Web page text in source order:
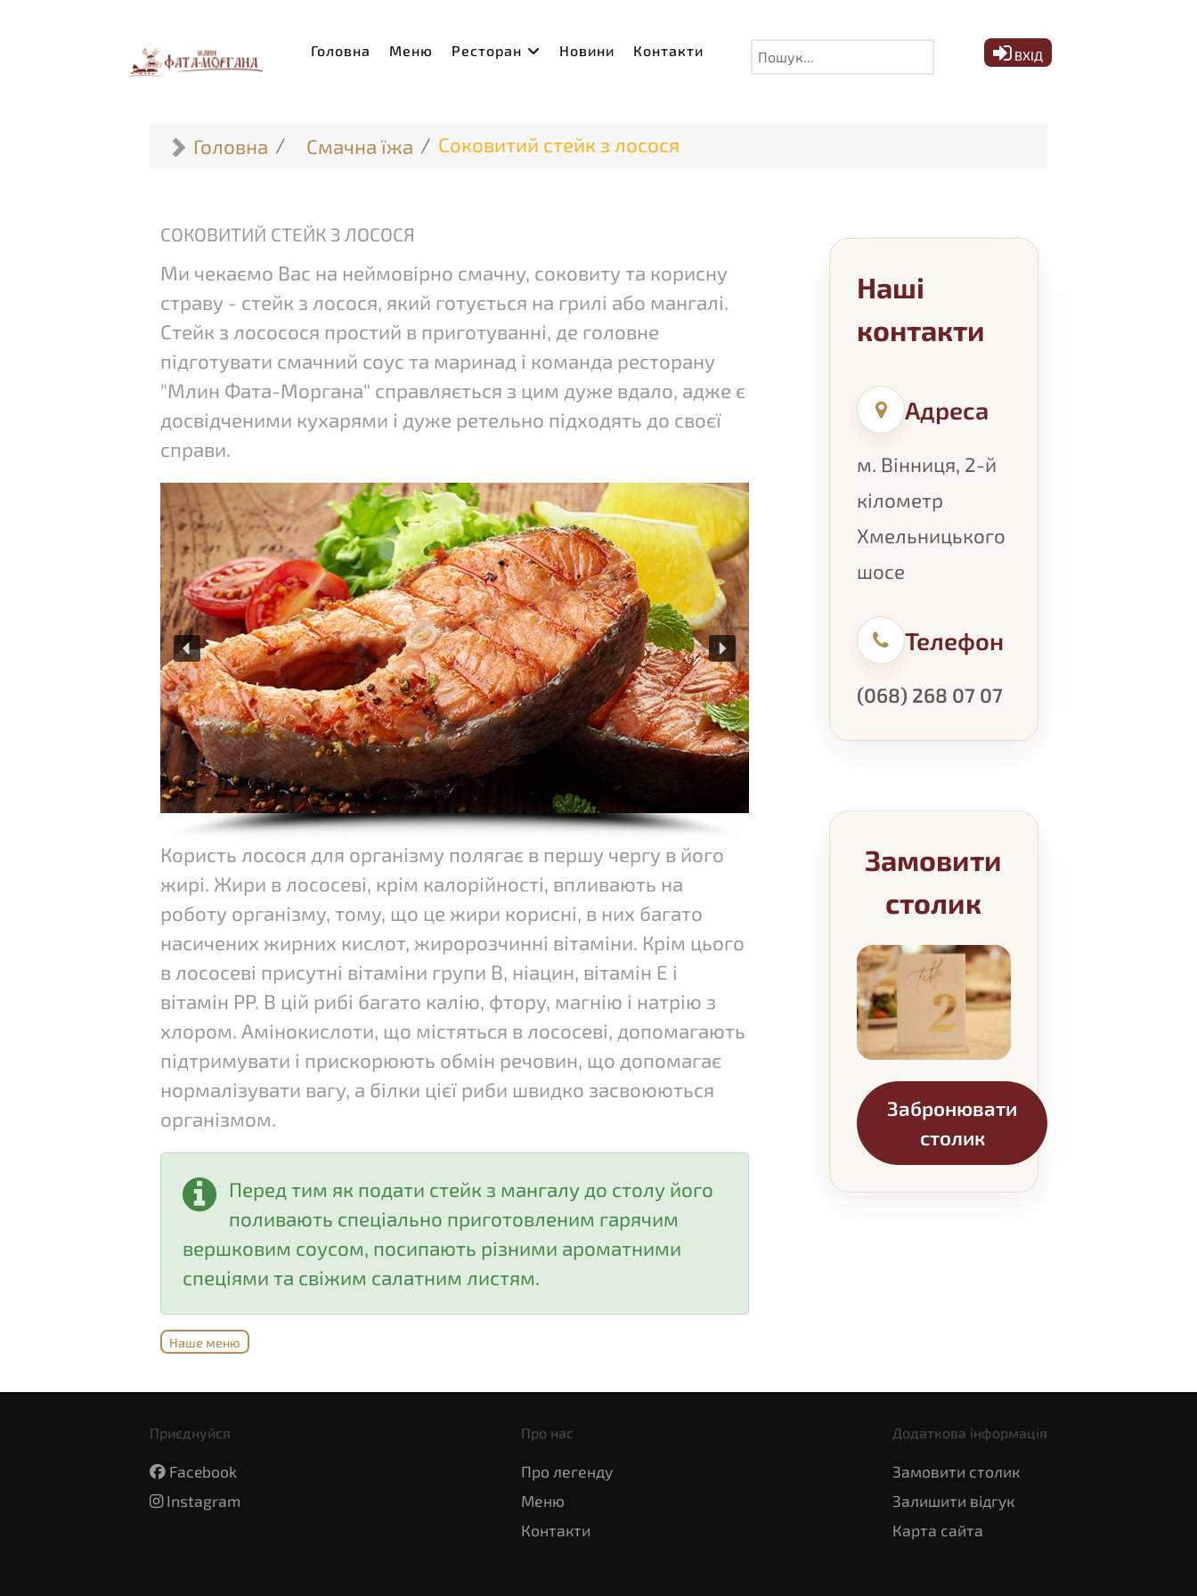
Головна Меню Ресторан Новини Контакти Пошук ВХІД
Головна Смачна їжа Соковитий стейк з лосося
СОКОВИТИЙ СТЕЙК З ЛОСОСЯ
Ми чекаємо Вас на неймовірно смачну, соковиту та корисну
страву - стейк з лосося, який готується на грилі або мангалі.
Стейк з лососося простий в приготуванні, де головне
підготувати смачний соус та маринад і команда ресторану
"Млин Фата-Моргана" справляється з цим дуже вдало, адже є
досвідченими кухарями і дуже ретельно підходять до своєї
справи.
Користь лосося для організму полягає в першу чергу в його
жирі. Жири в лососеві, крім калорійності, впливають на
роботу організму, тому, що це жири корисні, в них багато
насичених жирних кислот, жиророзчинні вітаміни. Крім цього
в лососеві присутні вітаміни групи В, ніацин, вітамін Е і
вітамін РР. В цій рибі багато калію, фтору, магнію і натрію з
хлором. Амінокислоти, що містяться в лососеві, допомагають
підтримувати і прискорюють обмін речовин, що допомагає
нормалізувати вагу, а білки цієї риби швидко засвоюються
організмом.
Перед тим як подати стейк з мангалу до столу його
поливають спеціально приготовленим гарячим
вершковим соусом, посипають різними ароматними
спеціями та свіжим салатним листям.
Наше меню
Наші
контакти
Адреса
м. Вінниця, 2-й
кілометр
Хмельницького
шосе
Телефон
(068) 268 07 07
Замовити
столик
Забронювати
столик
Приєднуйся
Facebook
Instagram
Про нас
Про легенду
Меню
Контакти
Додаткова інформація
Замовити столик
Залишити відгук
Карта сайта